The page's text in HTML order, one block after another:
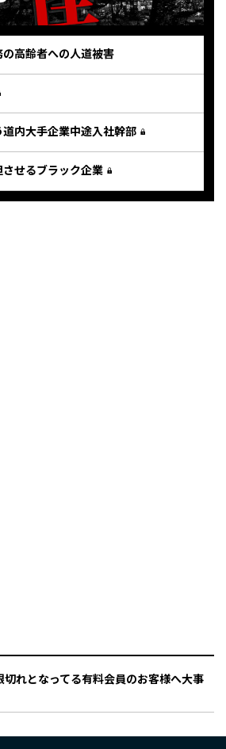
高齢者への人道被害
内大手企業中途入社幹部
せるブラック企業
れとなってる有料会員のお客様へ大事